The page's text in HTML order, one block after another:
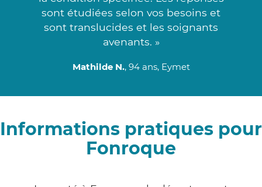
sont étudiées selon vos besoins et
sont translucides et les soignants
avenants. »
Mathilde N., 94 ans, Eymet
Informations pratiques pour
Fonroque